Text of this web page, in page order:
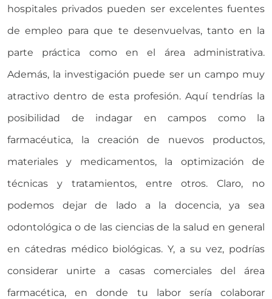
hospitales privados pueden ser excelentes fuentes
de empleo para que te desenvuelvas, tanto en la
parte práctica como en el área administrativa.
Además, la investigación puede ser un campo muy
atractivo dentro de esta profesión. Aquí tendrías la
posibilidad de indagar en campos como la
farmacéutica, la creación de nuevos productos,
materiales y medicamentos, la optimización de
técnicas y tratamientos, entre otros. Claro, no
podemos dejar de lado a la docencia, ya sea
odontológica o de las ciencias de la salud en general
en cátedras médico biológicas. Y, a su vez, podrías
considerar unirte a casas comerciales del área
farmacética, en donde tu labor sería colaborar